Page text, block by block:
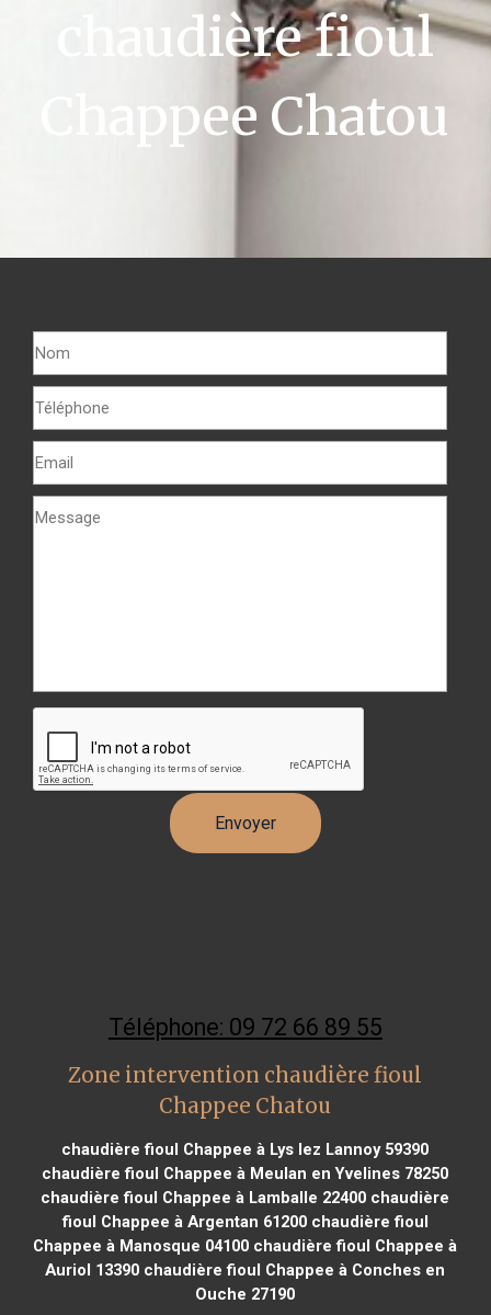
chaudière fioul
Chappee Chatou
Téléphone: 09 72 66 89 55
Zone intervention chaudière fioul
Chappee Chatou
chaudière fioul Chappee à Lys lez Lannoy 59390
chaudière fioul Chappee à Meulan en Yvelines 78250
chaudière fioul Chappee à Lamballe 22400 chaudière
fioul Chappee à Argentan 61200chaudière fioul
Chappee à Manosque 04100 chaudière fioul Chappee à
Auriol 13390 chaudière fioul Chappee à Conches en
Ouche 27190